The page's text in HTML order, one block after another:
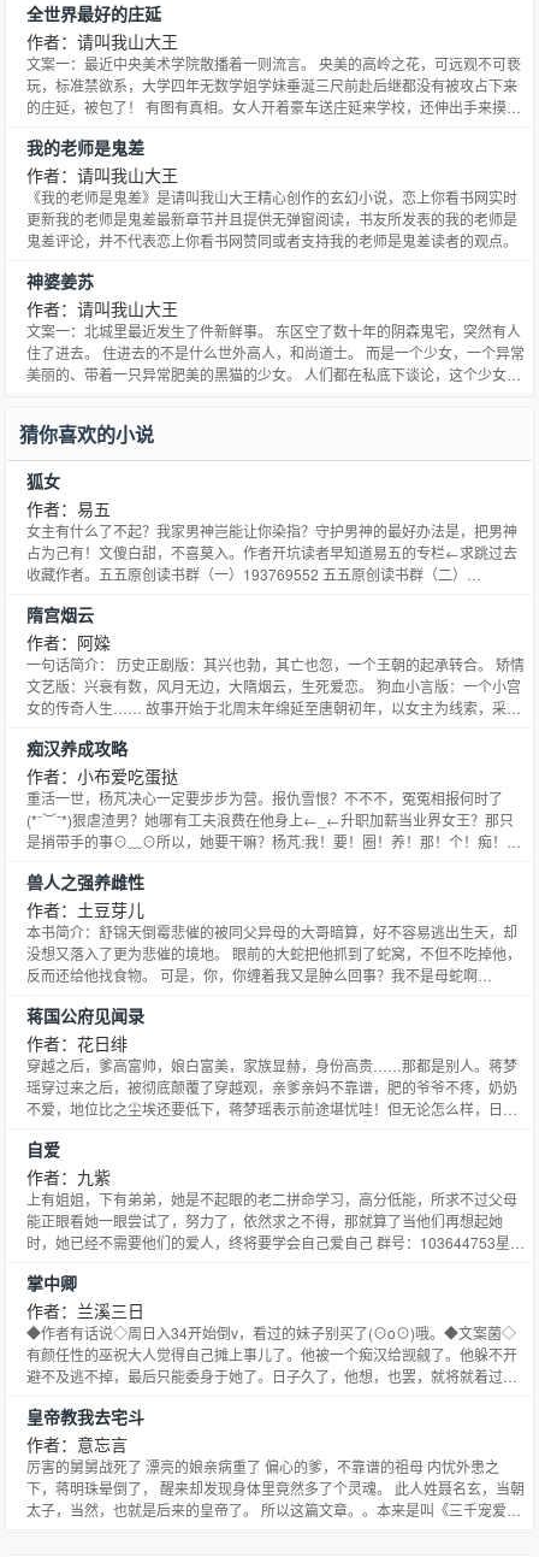
全世界最好的庄延
作者：请叫我山大王
文案一：最近中央美术学院散播着一则流言。 央美的高岭之花，可远观不可亵
玩，标准禁欲系，大学四年无数学姐学妹垂涎三尺前赴后继都没有被攻占下来
的庄延，被包了！ 有图有真相。女人开着豪车送庄延来学校，还伸出手来摸庄
心碎了一地，甚至发起众筹集资想把庄延救出魔爪。 和庄延同居四年的舍友们
坚决不信谣不传谣。 直到有一天。 在寒风凛冽中等了十分
我的老师是鬼差
作者：请叫我山大王
《我的老师是鬼差》是请叫我山大王精心创作的玄幻小说，恋上你看书网实时
更新我的老师是鬼差最新章节并且提供无弹窗阅读，书友所发表的我的老师是
鬼差评论，并不代表恋上你看书网赞同或者支持我的老师是鬼差读者的观点。
神婆姜苏
作者：请叫我山大王
文案一：北城里最近发生了件新鲜事。 东区空了数十年的阴森鬼宅，突然有人
住了进去。 住进去的不是什么世外高人，和尚道士。 而是一个少女，一个异常
美丽的、带着一只异常肥美的黑猫的少女。 人们都在私底下谈论，这个少女会
灵魂外面披着一张美少女的人皮，浑浑噩噩的在人
猜你喜欢的小说
狐女
作者：易五
女主有什么了不起？我家男神岂能让你染指？守护男神的最好办法是，把男神
占为己有！文傻白甜，不喜莫入。作者开坑读者早知道易五的专栏←求跳过去
收藏作者。五五原创读书群（一）193769552 五五原创读书群（二）
类文案：代表晋江文学城最高意志的管理员了晋江的和谐发展大力出手干预。
当作者发现自己的文出现自己设定之外的女配，剧情逐渐
隋宫烟云
作者：阿媣
一句话简介： 历史正剧版：其兴也勃，其亡也忽，一个王朝的起承转合。 矫情
文艺版：兴衰有数，风月无边，大隋烟云，生死爱恋。 狗血小言版：一个小宫
女的传奇人生…… 故事开始于北周末年绵延至唐朝初年，以女主为线索，采用
王朝，以及那跌宕历史下的权谋、战争、宫斗、虐恋。 1、本文为全景展开式
叙述，不只围绕男女主角。 2、本文历史主线尊重正史
痴汉养成攻略
作者：小布爱吃蛋挞
重活一世，杨芃决心一定要步步为营。报仇雪恨？不不不，冤冤相报何时了
(*ˉ︶ˉ*)狠虐渣男？她哪有工夫浪费在他身上←_←升职加薪当业界女王？那只
是捎带手的事⊙﹏⊙所以，她要干嘛？杨芃:我！要！圈！养！那！个！痴！
江有个约会”比赛，请小天使们给我投票~一个霸王票是一票，一瓶营养液是四
票，营养液灌溉方式是在目录页题目下边【灌溉营养液】
兽人之强养雌性
作者：土豆芽儿
本书简介：舒锦天倒霉悲催的被同父异母的大哥暗算，好不容易逃出生天，却
没想又落入了更为悲催的境地。 眼前的大蛇把他抓到了蛇窝，不但不吃掉他，
反而还给他找食物。 可是，你，你缠着我又是肿么回事？我不是母蛇啊
蛋的故事！！ 求收藏，喜欢土豆就收了土豆吧！作者收藏也不能忘哦【这个才
是重点】 传送门： 清新田园 新文开坑！撒花！ 本文后天入
蒋国公府见闻录
作者：花日绯
穿越之后，爹高富帅，娘白富美，家族显赫，身份高贵……那都是别人。蒋梦
瑶穿过来之后，被彻底颠覆了穿越观，亲爹亲妈不靠谱，肥的爷爷不疼，奶奶
不爱，地位比之尘埃还要低下，蒋梦瑶表示前途堪忧哇！但无论怎么样，日子
康，吃香喝辣了。 任重而道远，且行且珍惜吧。 花叔囧文专栏，欢迎收藏：
公告：大家继续支持，花叔爱你棉！注：有入参考花叔微博和24
自爱
作者：九紫
上有姐姐，下有弟弟，她是不起眼的老二拼命学习，高分低能，所求不过父母
能正眼看她一眼尝试了，努力了，依然求之不得，那就算了当他们再想起她
时，她已经不需要他们的爱人，终将要学会自己爱自己 群号：103644753星消
越：
掌中卿
作者：兰溪三日
◆作者有话说◇周日入34开始倒v，看过的妹子别买了(⊙o⊙)哦。◆文案菌◇
有颜任性的巫祝大人觉得自己摊上事儿了。他被一个痴汉给觊觎了。他躲不开
避不及逃不掉，最后只能委身于她了。日子久了，他想，也罢，就将就着过
人霸气回归，狠虐（宠）渣（萌）妻的励志故事。【信我。=w=】◆一句话文
案菌◇六界在怀，不如掌中卿。食用提示：（1）本文非
皇帝教我去宅斗
作者：意忘言
厉害的舅舅战死了 漂亮的娘亲病重了 偏心的爹，不靠谱的祖母 内忧外患之
下，蒋明珠晕倒了， 醒来却发现身体里竟然多了个灵魂。 此人姓聂名玄，当朝
太子，当然，也就是后来的皇帝了。 所以这篇文章。。本来是叫《三千宠爱》